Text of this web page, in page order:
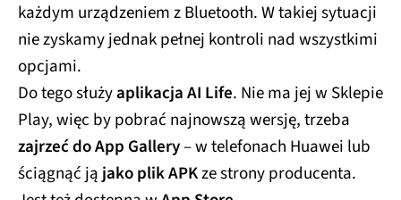
każdym urządzeniem z Bluetooth. W takiej sytuacji
nie zyskamy jednak pełnej kontroli nad wszystkimi
opcjami.
Do tego służyaplikacja AI Life. Nie ma jej w Sklepie
Play, więc by pobrać najnowszą wersję, trzeba
zajrzeć do App Gallery– w telefonach Huawei lub
ściągnąć jąjako plik APKze strony producenta.